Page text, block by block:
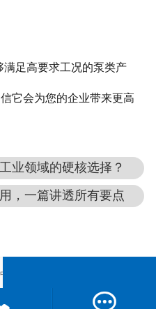
足高要求工况的泵类产
它会为您的企业带来更高
业领域的硬核选择？
，一篇讲透所有要点

华人民共和国广告法》，尽力规范用
请联系我们，将立即更正；相关内容
成交易依据。